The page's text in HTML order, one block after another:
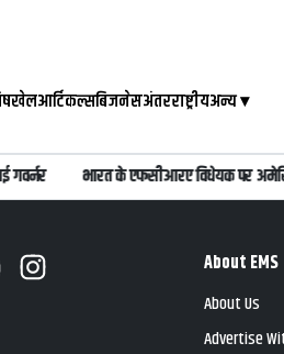
खेलआर्टिकल्सबिजनेसअंतरराष्ट्रीयअन्य▾
भारत के एफसीआरए विधेयक पर
About EMS
About Us
Advertise